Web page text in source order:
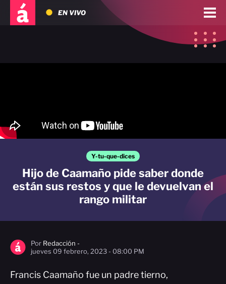
EN VIVO
Y-tu-que-dices
Hijo de Caamaño pide saber donde
están sus restos y que le devuelvan el
rango militar
Por Redacción -
jueves 09 febrero, 2023 - 08:00 PM
Francis Caamaño fue un padre tierno,